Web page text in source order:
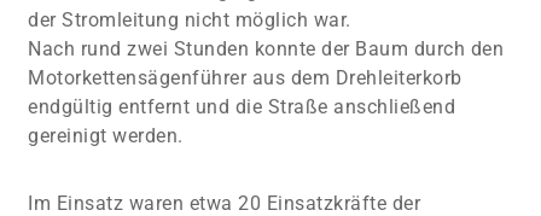
der Stromleitung nicht möglich war.
Nach rund zwei Stunden konnte der Baum durch den
Motorkettensägenführer aus dem Drehleiterkorb
endgültig entfernt und die Straße anschließend
gereinigt werden.
Im Einsatz waren etwa 20 Einsatzkräfte der